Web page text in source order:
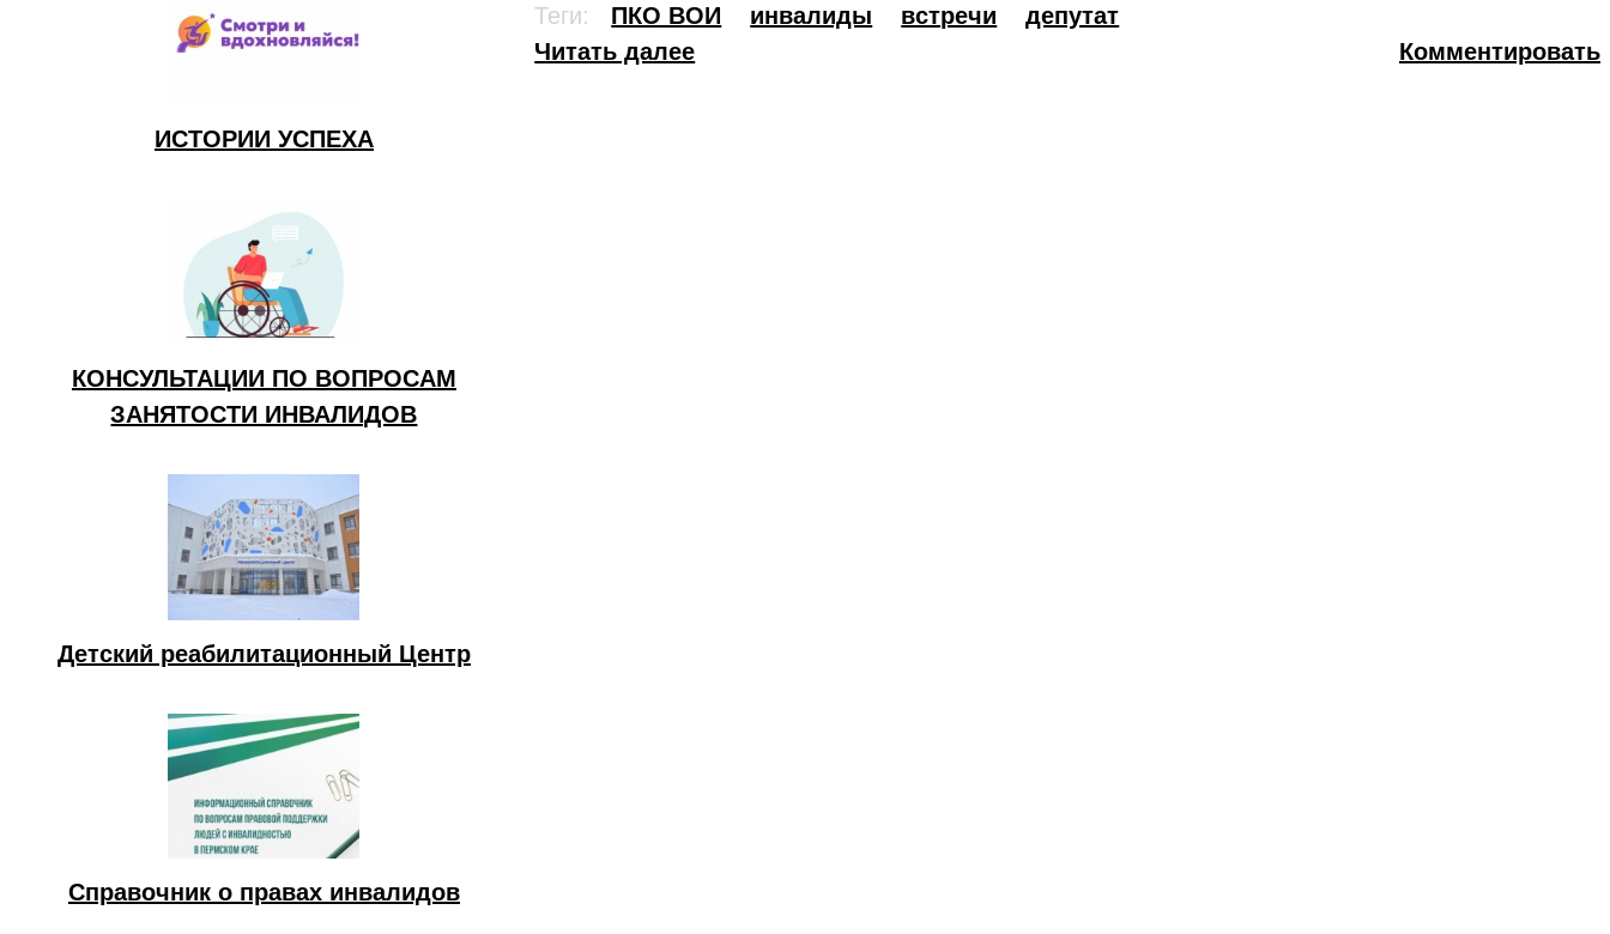
Теги:
ПКО ВОИ инвалиды встречи
депутат
Читать далее
Комментировать
ИСТОРИИ УСПЕХА
КОНСУЛЬТАЦИИ ПО ВОПРОСАМ
ЗАНЯТОСТИ ИНВАЛИДОВ
Детский реабилитационный Центр
Справочник о правах инвалидов